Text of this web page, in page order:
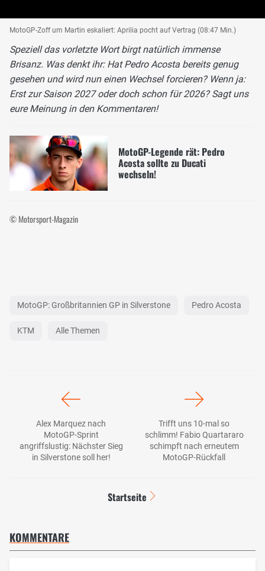
MotoGP-Zoff um Martin eskaliert: Aprilia pocht auf Vertrag (08:47 Min.)
Speziell das vorletzte Wort birgt natürlich immense
Brisanz. Was denkt ihr: Hat Pedro Acosta bereits genug
gesehen und wird nun einen Wechsel forcieren? Wenn ja:
Erst zur Saison 2027 oder doch schon für 2026? Sagt uns
eure Meinung in den Kommentaren!
MotoGP-Legende rät: Pedro
Acosta sollte zu Ducati
wechseln!
© Motorsport-Magazin
MotoGP: Großbritannien GP in Silverstone Pedro Acosta
KTM Alle Themen
Alex Marquez nach
MotoGP-Sprint
angriffslustig: Nächster Sieg
in Silverstone soll her!
Trifft uns 10-mal so
schlimm! Fabio Quartararo
schimpft nach erneutem
MotoGP-Rückfall
Startseite
KOMMENTARE